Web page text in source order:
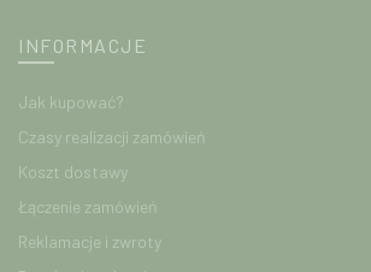
INFORMACJE
Jak kupować?
Czasy realizacji zamówień
Koszt dostawy
Łączenie zamówień
Reklamacje i zwroty